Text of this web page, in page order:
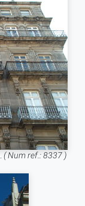
( Num ref.: 8337 )